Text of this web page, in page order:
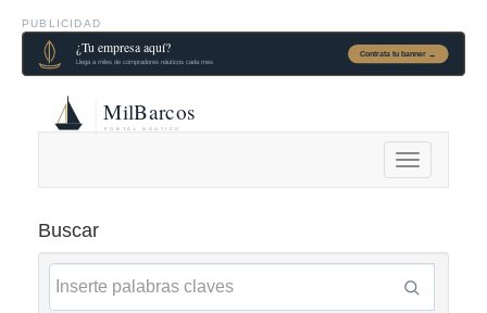
PUBLICIDAD
Alternar
navegación
Buscar